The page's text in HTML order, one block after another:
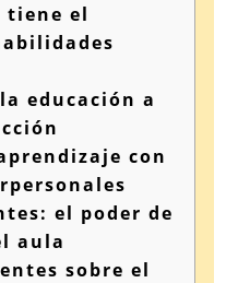
tiene el
educación a
con
el poder de
aula
sobre el